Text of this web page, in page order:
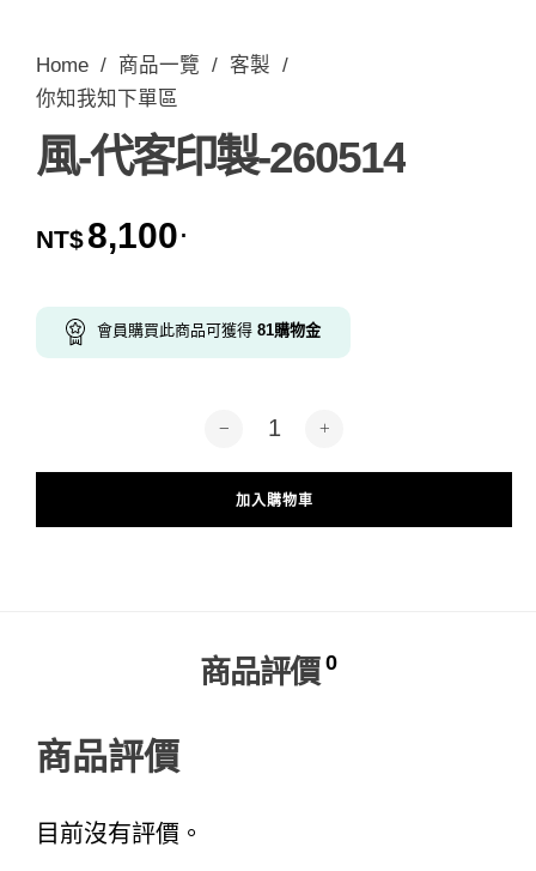
Home / 商品一覽 / 客製 /
你知我知下單區
風-代客印製-260514
NT$8,100 .
會員購買此商品可獲得 81購物金
風-代客印製-260514 數量
加入購物車
商品評價 0
商品評價
目前沒有評價。